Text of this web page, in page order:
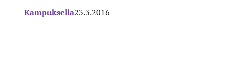
Kampuksella23.3.2016